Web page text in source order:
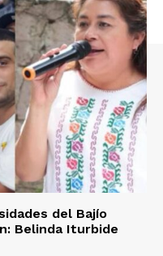
del Bajío
Belinda Iturbide